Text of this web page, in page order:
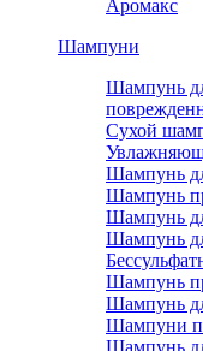
Аромакс
Шампуни
Шампунь
Сухой
Шампунь
Шампунь
Шампунь
Шампунь
Шампунь
Шампунь
Шампуни
Шампунь